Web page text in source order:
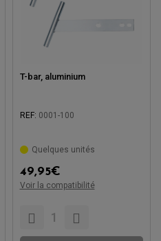
T-bar, aluminium
REF: 0001-100
Quelques unités
49,95€
Voir la compatibilité